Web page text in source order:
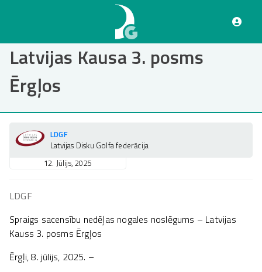
saturu
Latvijas Kausa 3. posms
Ērgļos
LDGF
Latvijas Disku Golfa federācija
12. Jūlijs, 2025
LDGF
Spraigs sacensību nedēļas nogales noslēgums – Latvijas
Kauss 3. posms Ērgļos
Ērgļi, 8. jūlijs, 2025. –